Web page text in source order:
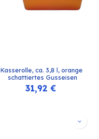
Kasserolle, ca. 3,8 l, orange
schattiertes Gusseisen
31,92€